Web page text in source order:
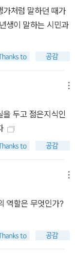
시민들의 책임이 있
할을 다하지 못했다
연민과 연대의식을
곤 “변화를 만들
으니 이들은 지치지
있는 곳에 냉소는
은 성취를 이룬
있다는 희망을 잃지
저격하지만, 결코
리 중앙대학교 교
다의 자리에서 분
’는 비판을 받으
발휘할 수 있고,
소 세상이 지금보다
가처럼 말하던 때가
생이 말하는 시민과
두고 젊은지식인
역할은 무엇인가?